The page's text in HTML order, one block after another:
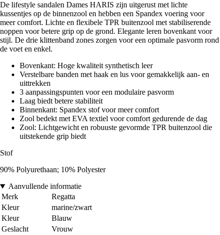
De lifestyle sandalen Dames HARIS zijn uitgerust met lichte
kussentjes op de binnenzool en hebben een Spandex voering voor
meer comfort. Lichte en flexibele TPR buitenzool met stabiliserende
noppen voor betere grip op de grond. Elegante leren bovenkant voor
stijl. De drie klittenband zones zorgen voor een optimale pasvorm rond
de voet en enkel.
Bovenkant: Hoge kwaliteit synthetisch leer
Verstelbare banden met haak en lus voor gemakkelijk aan- en
uittrekken
3 aanpassingspunten voor een modulaire pasvorm
Laag biedt betere stabiliteit
Binnenkant: Spandex stof voor meer comfort
Zool bedekt met EVA textiel voor comfort gedurende de dag
Zool: Lichtgewicht en robuuste gevormde TPR buitenzool die
uitstekende grip biedt
Stof
90% Polyurethaan; 10% Polyester
Aanvullende informatie
Merk
Regatta
Kleur
marine/zwart
Kleur
Blauw
Geslacht
Vrouw